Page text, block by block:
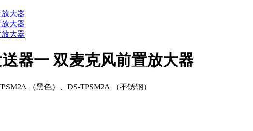
器一 双麦克风前置放大器
（黑色）、DS-TPSM2A （不锈钢）